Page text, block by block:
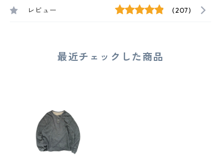
レビュー (207)
最近チェックした商品